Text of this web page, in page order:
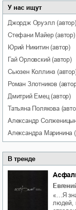
У нас ищут
Джордж Оруэлл (автор)
Стефани Майер(автор)
Юрий Никитин(автор)
Гай Орловский(автор)
Сьюзен Коллинз
Роман Злотников
Дмитрий Емец(автор)
Татьяна Полякова
Александр
Александра Маринина
В тренде
«…Я
людей,